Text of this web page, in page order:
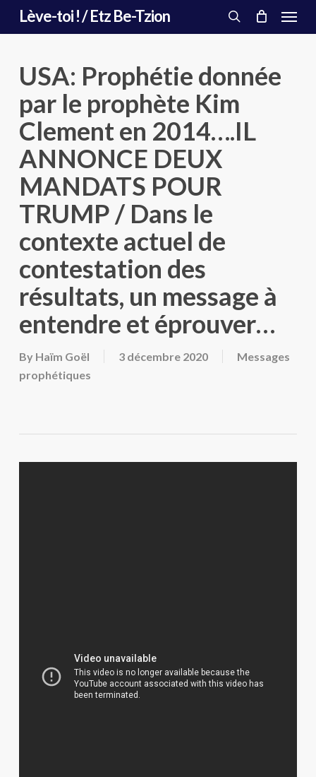
Lève-toi ! / Etz Be-Tzion
search
Menu
USA: Prophétie donnée
par le prophète Kim
Clement en 2014….IL
ANNONCE DEUX
MANDATS POUR
TRUMP / Dans le
contexte actuel de
contestation des
résultats, un message à
entendre et éprouver…
By Haïm Goël 3 décembre 2020
Messages
prophétiques